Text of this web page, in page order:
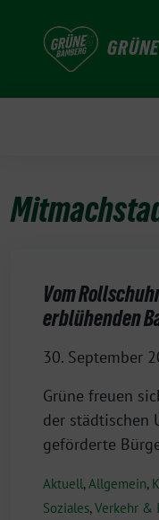
Vom
erblühenden
30. September
Grüne freuen
der städtischen
geförderte
Aktuell,Allgemein,
Soziales,Verkehr &